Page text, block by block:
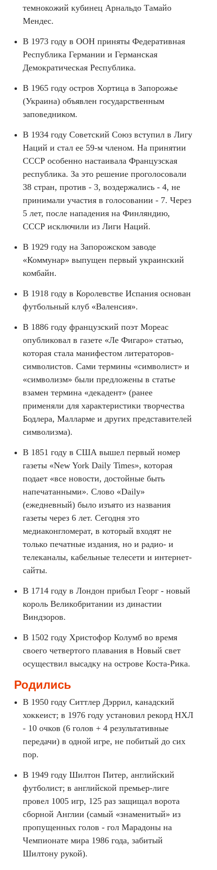
темнокожий кубинец Арнальдо Тамайо
Мендес.
В 1973 году в ООН приняты Федеративная
Республика Германии и Германская
Демократическая Республика.
В 1965 году остров Хортица в Запорожье
(Украина) объявлен государственным
заповедником.
В 1934 году Советский Союз вступил в Лигу
Наций и стал ее 59-м членом. На принятии
СССР особенно настаивала Французская
республика. За это решение проголосовали
38 стран, против - 3, воздержались - 4, не
принимали участия в голосовании - 7. Через
5 лет, после нападения на Финляндию,
СССР исключили из Лиги Наций.
В 1929 году на Запорожском заводе
«Коммунар» выпущен первый украинский
комбайн.
В 1918 году в Королевстве Испания основан
футбольный клуб «Валенсия».
В 1886 году французский поэт Мореас
опубликовал в газете «Ле Фигаро» статью,
которая стала манифестом литераторов-
символистов. Сами термины «символист» и
«символизм» были предложены в статье
взамен термина «декадент» (ранее
применяли для характеристики творчества
Бодлера, Малларме и других представителей
символизма).
В 1851 году в США вышел первый номер
газеты «New York Daily Times», которая
подает «все новости, достойные быть
напечатанными». Слово «Daily»
(ежедневный) было изъято из названия
газеты через 6 лет. Сегодня это
медиаконгломерат, в который входят не
только печатные издания, но и радио- и
телеканалы, кабельные телесети и интернет-
сайты.
В 1714 году в Лондон прибыл Георг - новый
король Великобритании из династии
Виндзоров.
В 1502 году Христофор Колумб во время
своего четвертого плавания в Новый свет
осуществил высадку на острове Коста-Рика.
Родились
В 1950 году Ситтлер Дэррил, канадский
хоккеист; в 1976 году установил рекорд НХЛ
- 10 очков (6 голов + 4 результативные
передачи) в одной игре, не побитый до сих
пор.
В 1949 году Шилтон Питер, английский
футболист; в английской премьер-лиге
провел 1005 игр, 125 раз защищал ворота
сборной Англии (самый «знаменитый» из
пропущенных голов - гол Марадоны на
Чемпионате мира 1986 года, забитый
Шилтону рукой).